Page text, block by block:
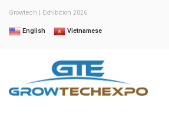
Growtech | Exhibition 2026
English Vietnamese